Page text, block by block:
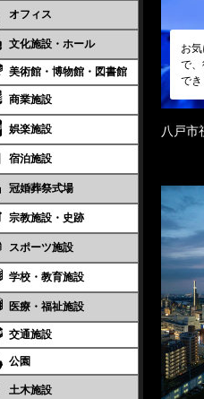
オフィス
文化施設・ホール
美術館・博物館・図書館
商業施設
娯楽施設
宿泊施設
冠婚葬祭式場
宗教施設・史跡
スポーツ施設
学校・教育施設
医療・福祉施設
交通施設
公園
土木施設
お
で
で
八戸市